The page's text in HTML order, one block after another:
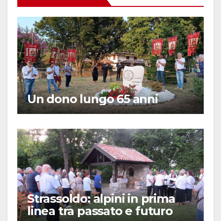
Un dono lungo 65 anni
Strassoldo: alpini in prima
linea tra passato e futuro